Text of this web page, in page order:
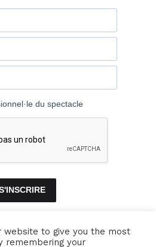
du spectacle
website to give you the most
remembering your